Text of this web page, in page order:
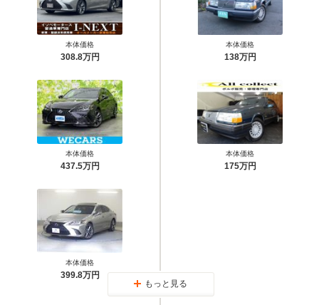
本体価格
308.8万円
本体価格
437.5万円
本体価格
399.8万円
本体価格
138万円
本体価格
175万円
もっと見る